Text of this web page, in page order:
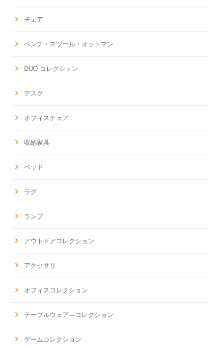
チェア
ベンチ・スツール・オットマン
DUO コレクション
デスク
オフィスチェア
収納家具
ベッド
ラグ
ランプ
アウトドアコレクション
アクセサリ
オフィスコレクション
テーブルウェア―コレクション
ゲームコレクション